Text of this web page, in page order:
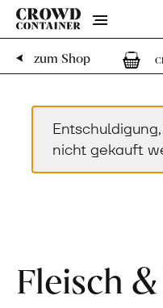
Menu
zum Shop
nicht gekauft
Fleisch